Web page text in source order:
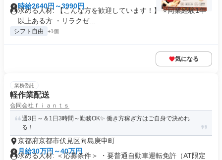
時給2640円～3990円
求める人材: 【こんな方を歓迎しています！】 ⭐️同業経験1年
以上ある方 ・リラクゼ...
シフト自由 +1個
気になる
業務委託
軽作業配送
合同会社ｆｉａｎｔｓ
週3日～＆1日3時間～勤務OK✨ 働き方稼ぎ方はご自身で決めれ
る！
京都府京都市伏見区向島庚申町
月給30万円～40万円
求める人材: ＜応募条件＞ ・要普通自動車運転免許（AT限定